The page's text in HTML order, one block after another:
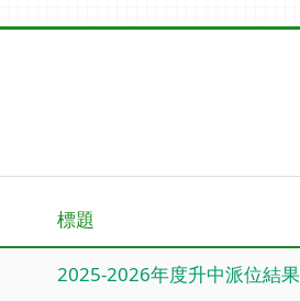
標題
2025-2026年度升中派位結果